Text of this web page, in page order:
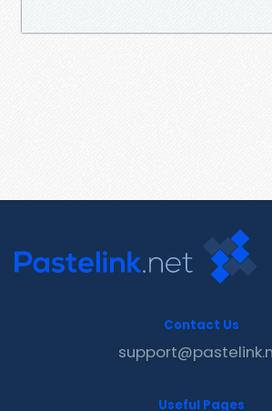
Contact Us
Useful Pages